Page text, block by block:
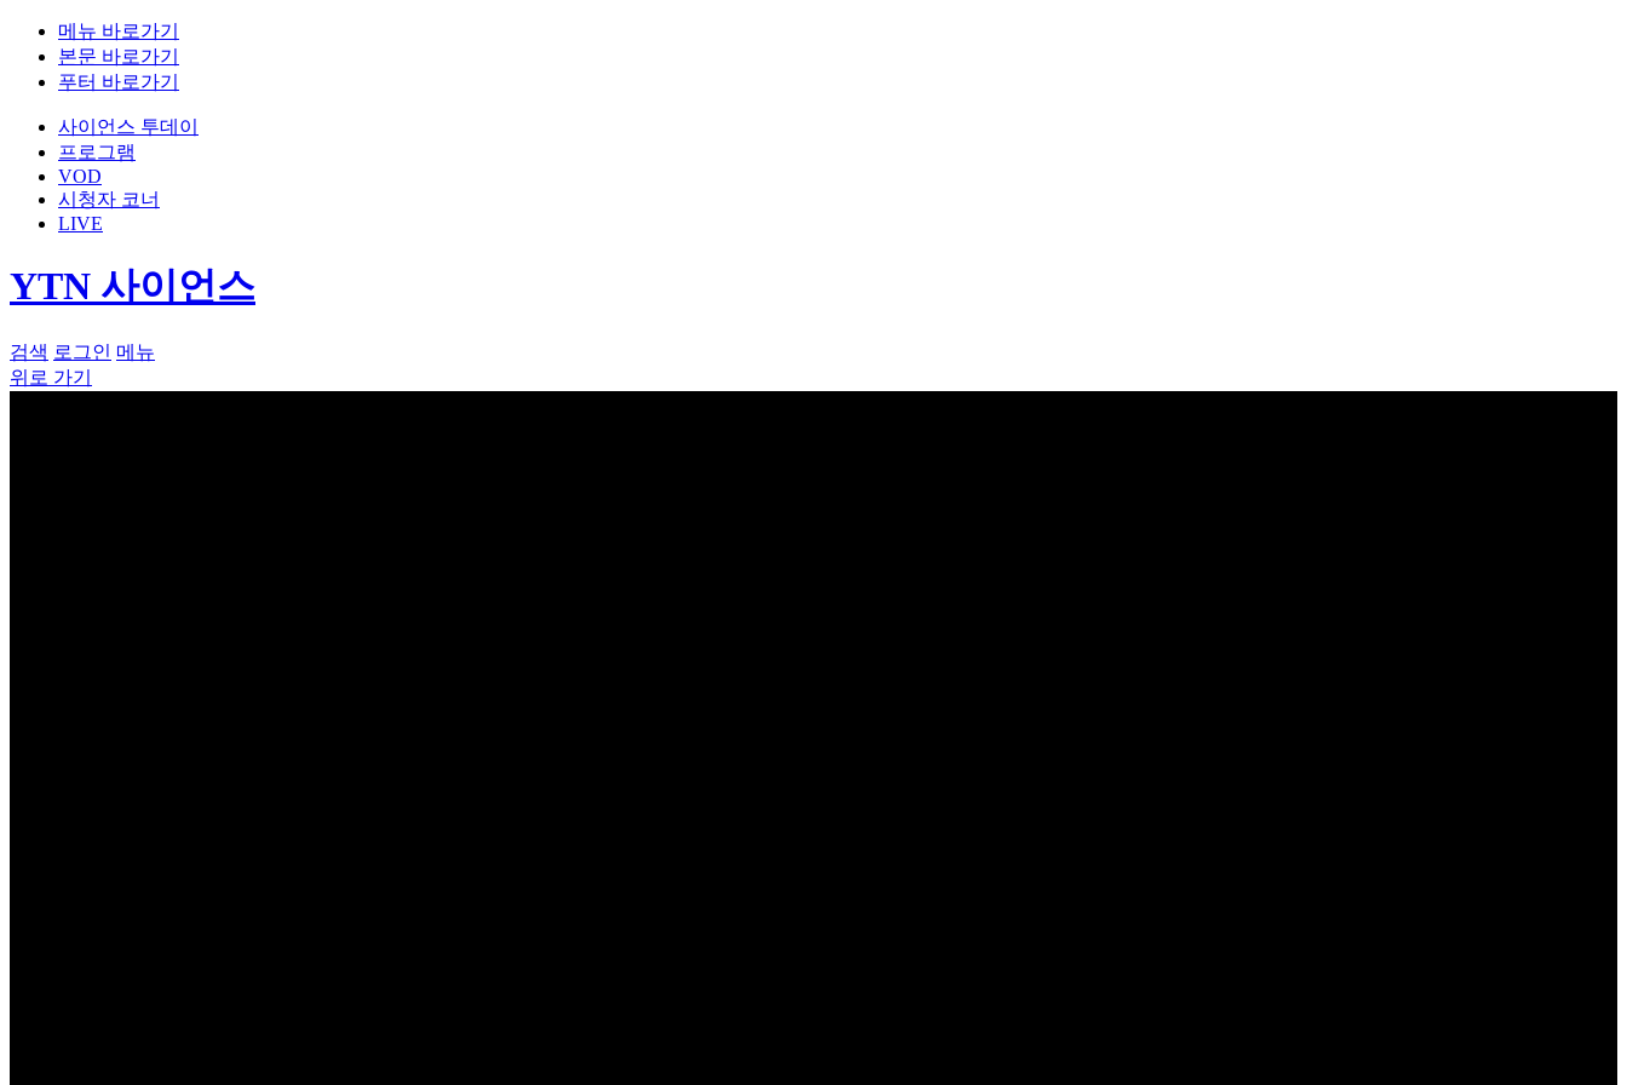
메뉴 바로가기
본문 바로가기
푸터 바로가기
사이언스 투데이
프로그램
VOD
시청자 코너
LIVE
YTN 사이언스
검색 로그인 메뉴
위로 가기